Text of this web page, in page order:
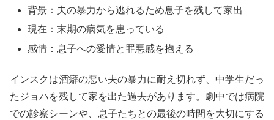
背景：夫の暴力から逃れるため息子を残して家出
現在：末期の病気を患っている
感情：息子への愛情と罪悪感を抱える
インスクは酒癖の悪い夫の暴力に耐え切れず、中学生だっ
たジョハを残して家を出た過去があります。劇中では病院
での診察シーンや、息子たちとの最後の時間を大切にする